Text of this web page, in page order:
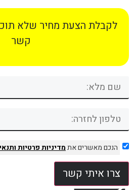
לקבלת הצעת מחיר שלא
קשר
הנכם מאשרים אתמדיניות פרטיות
צרו איתי קשר